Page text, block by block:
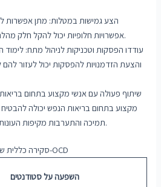
הצע גמישות במטלות: מתן אפשרות
אפשרויות חלופיות יכול להקל חלק מהלחץ האקדמי שהם עלולים לחוות.
עודדו הפסקות וטכניקות לניהול מתח:
והצעת הזדמנויות להפסקות יכול לעזור
שיתוף פעולה עם אנשי מקצוע בתחום
מקצוע בתחום בריאות הנפש יכולה
תמיכה והתערבות מקיפות העונות על הצרכים הספציפיים שלהם.
סקירה כללית של אתגרים אקדמיים הקשורים ל-OCD
השפעה על סטודנטים